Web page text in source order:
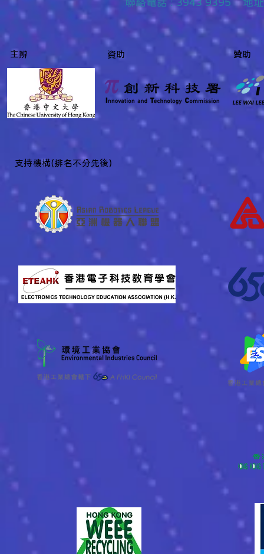
「香港少年工程挑戰賽
2026」得獎隊伍名單 "Hong
Kong Tech Challenge Junior
2026" Award-Winning Team
List
香港少年工
賽手冊 及
聯絡電話 : 3943 9395 地址
主辨 資助 贊助
​支持機構(排名不分先後)